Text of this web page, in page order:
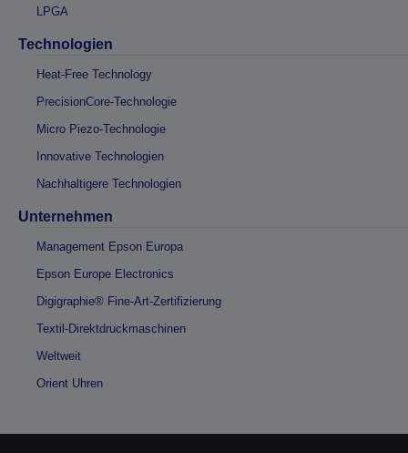
LPGA
Technologien
Heat-Free Technology
PrecisionCore-Technologie
Micro Piezo-Technologie
Innovative Technologien
Nachhaltigere Technologien
Unternehmen
Management Epson Europa
Epson Europe Electronics
Digigraphie® Fine-Art-Zertifizierung
Textil-Direktdruckmaschinen
Weltweit
Orient Uhren